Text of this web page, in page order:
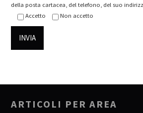
della posta cartacea, del telefono, del suo
Accetto
Non accetto
ARTICOLI PER AREA